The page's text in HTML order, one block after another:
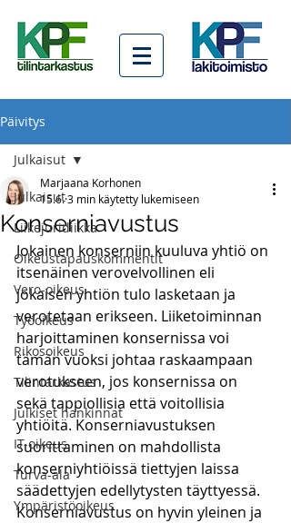
Päivitys
Julkaisut
Liikejuridiikka
Oikeustapauskommentit
Vero-oikeus
Työoikeus
Rikosoikeus
Tilintarkastus
Julkiset hankinnat
IT-oikeus
Turva-ala
Ympäristöoikeus
Julkaisut
Konserniavustus
Marjaana Korhonen
15.6.3 min käytetty lukemiseen
Jokainen konserniin kuuluva yhtiö on
itsenäinen verovelvollinen eli
jokaisen yhtiön tulo lasketaan ja
verotetaan erikseen. Liiketoiminnan
harjoittaminen konsernissa voi
tämän vuoksi johtaa raskaampaan
verotukseen, jos konsernissa on
sekä tappiollisia että voitollisia
yhtiöitä. Konserniavustuksen
suorittaminen on mahdollista
konserniyhtiöissä tiettyjen laissa
säädettyjen edellytysten täyttyessä.
Konserniavustus on hyvin yleinen ja